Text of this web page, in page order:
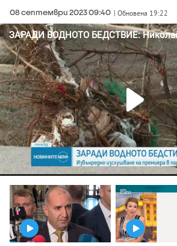
08 септември 2023 09:40 | Обновена 19:22